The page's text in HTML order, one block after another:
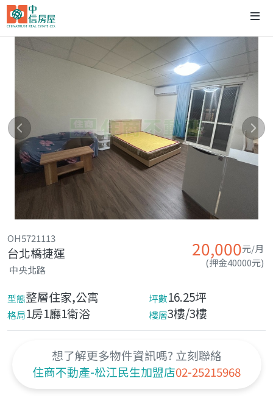
OH5721113
台北橋捷運
中央北路
20,000元/月
(押金40000元)
型態整層住家,公寓 坪數16.25坪
格局1房1廳1衛浴 樓層3樓/3樓
想了解更多物件資訊嗎? 立刻聯絡
住商不動產-松江民生加盟店02-25215968